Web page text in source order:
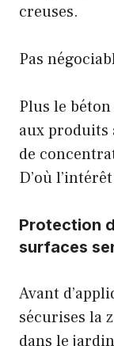
creuses.
Pas
Plus le
aux produits
de
D’où
Protection
surfaces
Avant
sécurises la
dans le